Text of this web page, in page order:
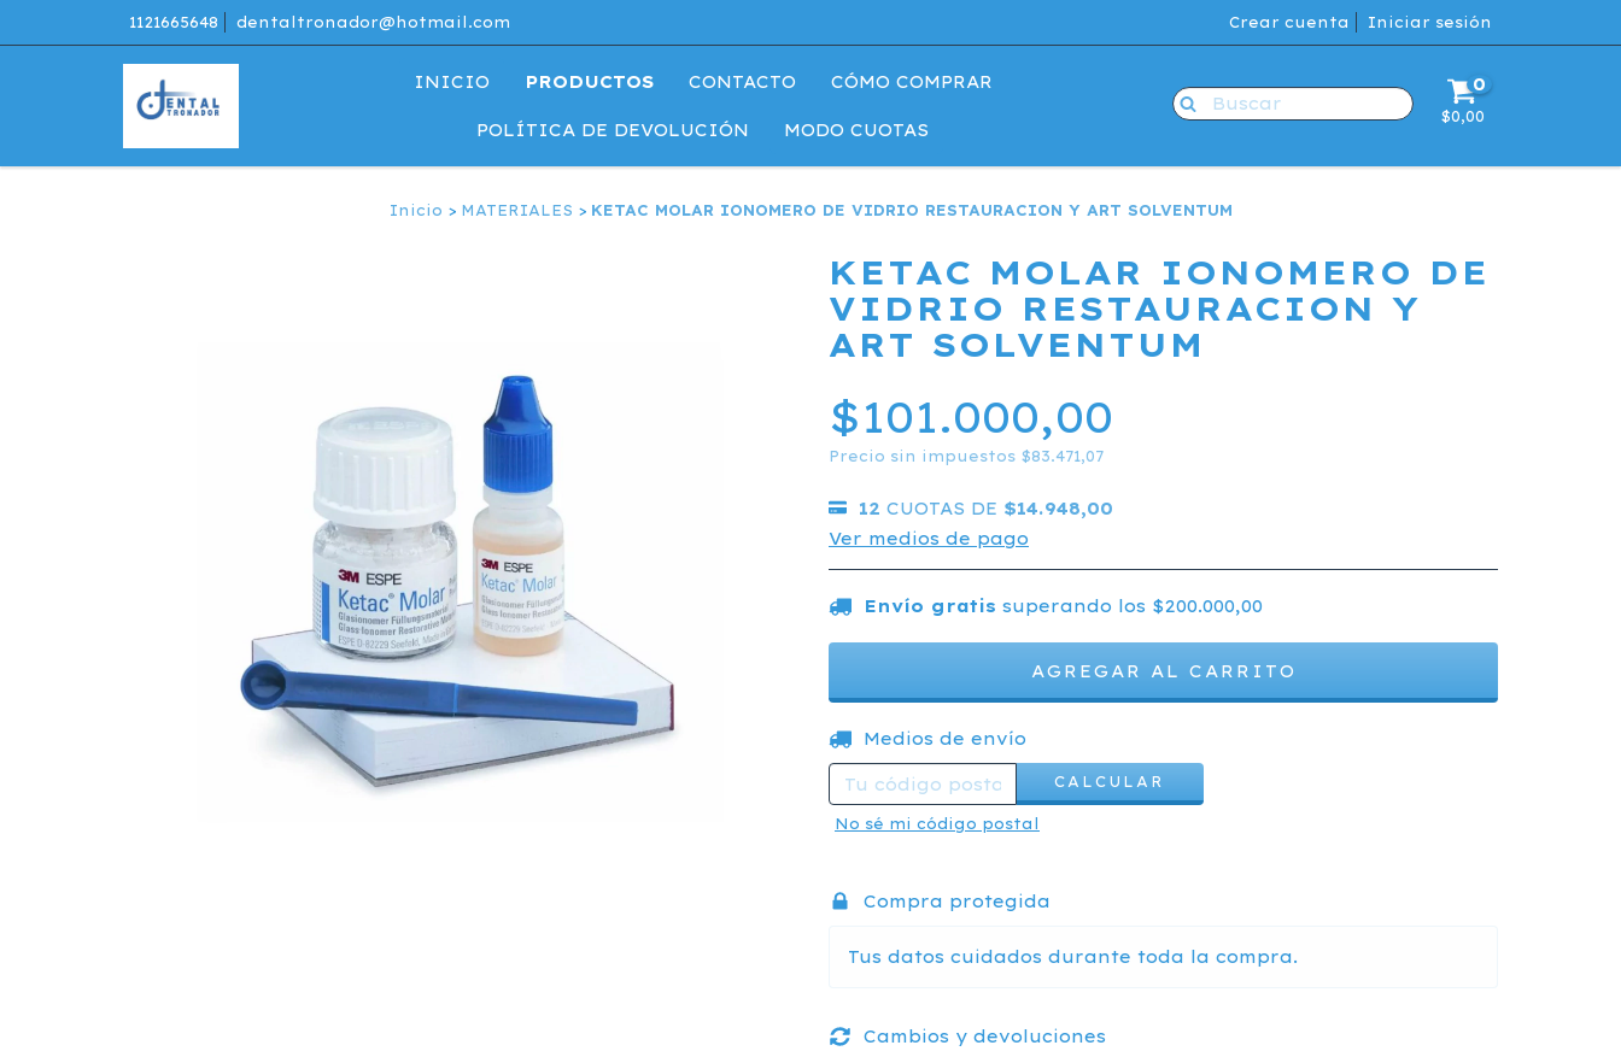
1121665648 dentaltronador@hotmail.com Crear cuenta Iniciar sesión
INICIO PRODUCTOS CONTACTO CÓMO COMPRAR
POLÍTICA DE DEVOLUCIÓN MODO CUOTAS
0
$0,00
Inicio > MATERIALES > KETAC MOLAR IONOMERO DE VIDRIO RESTAURACION Y ART SOLVENTUM
KETAC MOLAR IONOMERO DE
VIDRIO RESTAURACION Y
ART SOLVENTUM
$101.000,00
Precio sin impuestos $83.471,07
12 CUOTAS DE $14.948,00
Ver medios de pago
Envío gratis superando los $200.000,00
Entregas para el CP:
Medios de envío
CALCULAR
No sé mi código postal
Compra protegida
Tus datos cuidados durante toda la compra.
Cambios y devoluciones